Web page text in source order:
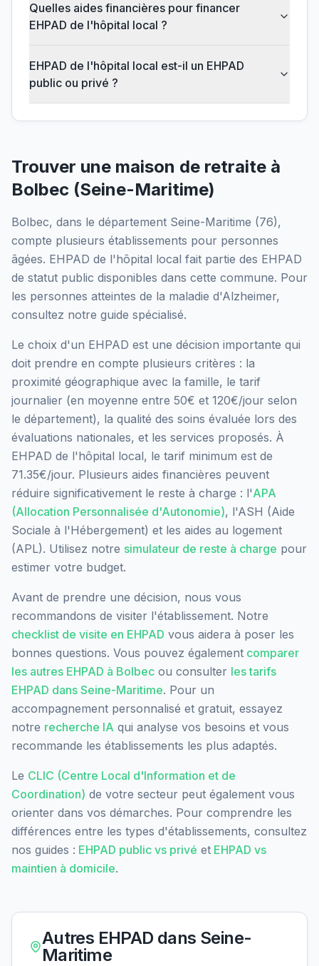
Quelles aides financières pour financer
EHPAD de l'hôpital local ?
EHPAD de l'hôpital local est-il un EHPAD
public ou privé ?
Trouver une maison de retraite à
Bolbec (Seine-Maritime)
Bolbec, dans le département Seine-Maritime (76),
compte plusieurs établissements pour personnes
âgées. EHPAD de l'hôpital local fait partie des EHPAD
de statut public disponibles dans cette commune. Pour
les personnes atteintes de la maladie d'Alzheimer,
consultez notre guide spécialisé.
Le choix d'un EHPAD est une décision importante qui
doit prendre en compte plusieurs critères : la
proximité géographique avec la famille, le tarif
journalier (en moyenne entre 50€ et 120€/jour selon
le département), la qualité des soins évaluée lors des
évaluations nationales, et les services proposés. À
EHPAD de l'hôpital local, le tarif minimum est de
71.35€/jour. Plusieurs aides financières peuvent
réduire significativement le reste à charge : l'APA
(Allocation Personnalisée d'Autonomie), l'ASH (Aide
Sociale à l'Hébergement) et les aides au logement
(APL). Utilisez notre simulateur de reste à charge pour
estimer votre budget.
Avant de prendre une décision, nous vous
recommandons de visiter l'établissement. Notre
checklist de visite en EHPAD vous aidera à poser les
bonnes questions. Vous pouvez également comparer
les autres EHPAD à Bolbec ou consulter les tarifs
EHPAD dans Seine-Maritime. Pour un
accompagnement personnalisé et gratuit, essayez
notre recherche IA qui analyse vos besoins et vous
recommande les établissements les plus adaptés.
Le CLIC (Centre Local d'Information et de
Coordination) de votre secteur peut également vous
orienter dans vos démarches. Pour comprendre les
différences entre les types d'établissements, consultez
nos guides : EHPAD public vs privé et EHPAD vs
maintien à domicile.
Autres EHPAD dans Seine-
Maritime